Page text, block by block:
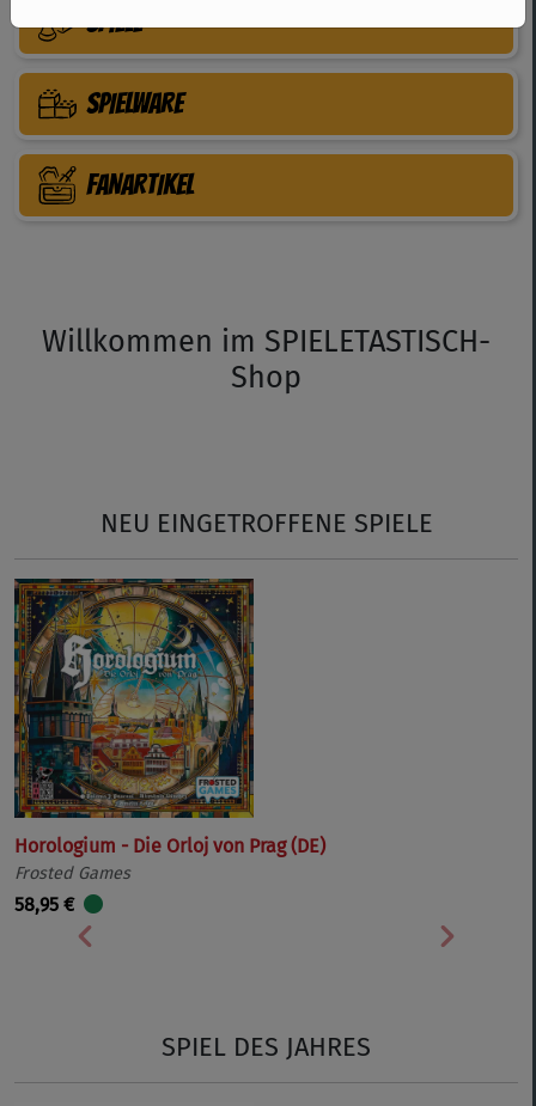
SPIELE
SPIELWARE
FANARTIKEL
Willkommen im SPIELETASTISCH-
Shop
NEU EINGETROFFENE SPIELE
Horologium - Die Orloj von Prag (DE)
Frosted Games
58,95 €
Vorherige Nächste
SPIEL DES JAHRES